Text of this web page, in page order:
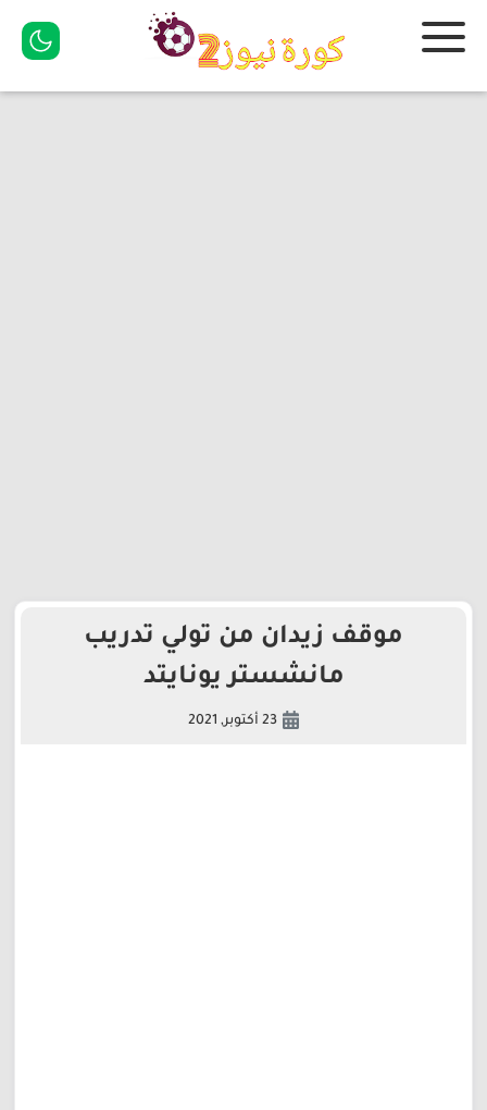
موقف زيدان من تولي تدريب
مانشستر يونايتد
23 أكتوبر, 2021